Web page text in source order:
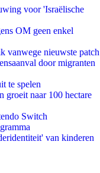
voor 'Israëlische
OM geen enkel
vanwege nieuwste patch
door migranten
te spelen
groeit naar 100 hectare
Switch
van kinderen